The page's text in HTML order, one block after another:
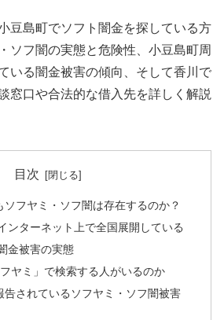
豆島町でソフト闇金を探している方
ソフ闇の実態と危険性、小豆島町周
いる闇金被害の傾向、そして香川で
窓口や合法的な借入先を詳しく解説
目次
ソフヤミ・ソフ闇は存在するのか？
ンターネット上で全国展開している
金被害の実態
ヤミ」で検索する人がいるのか
告されているソフヤミ・ソフ闇被害